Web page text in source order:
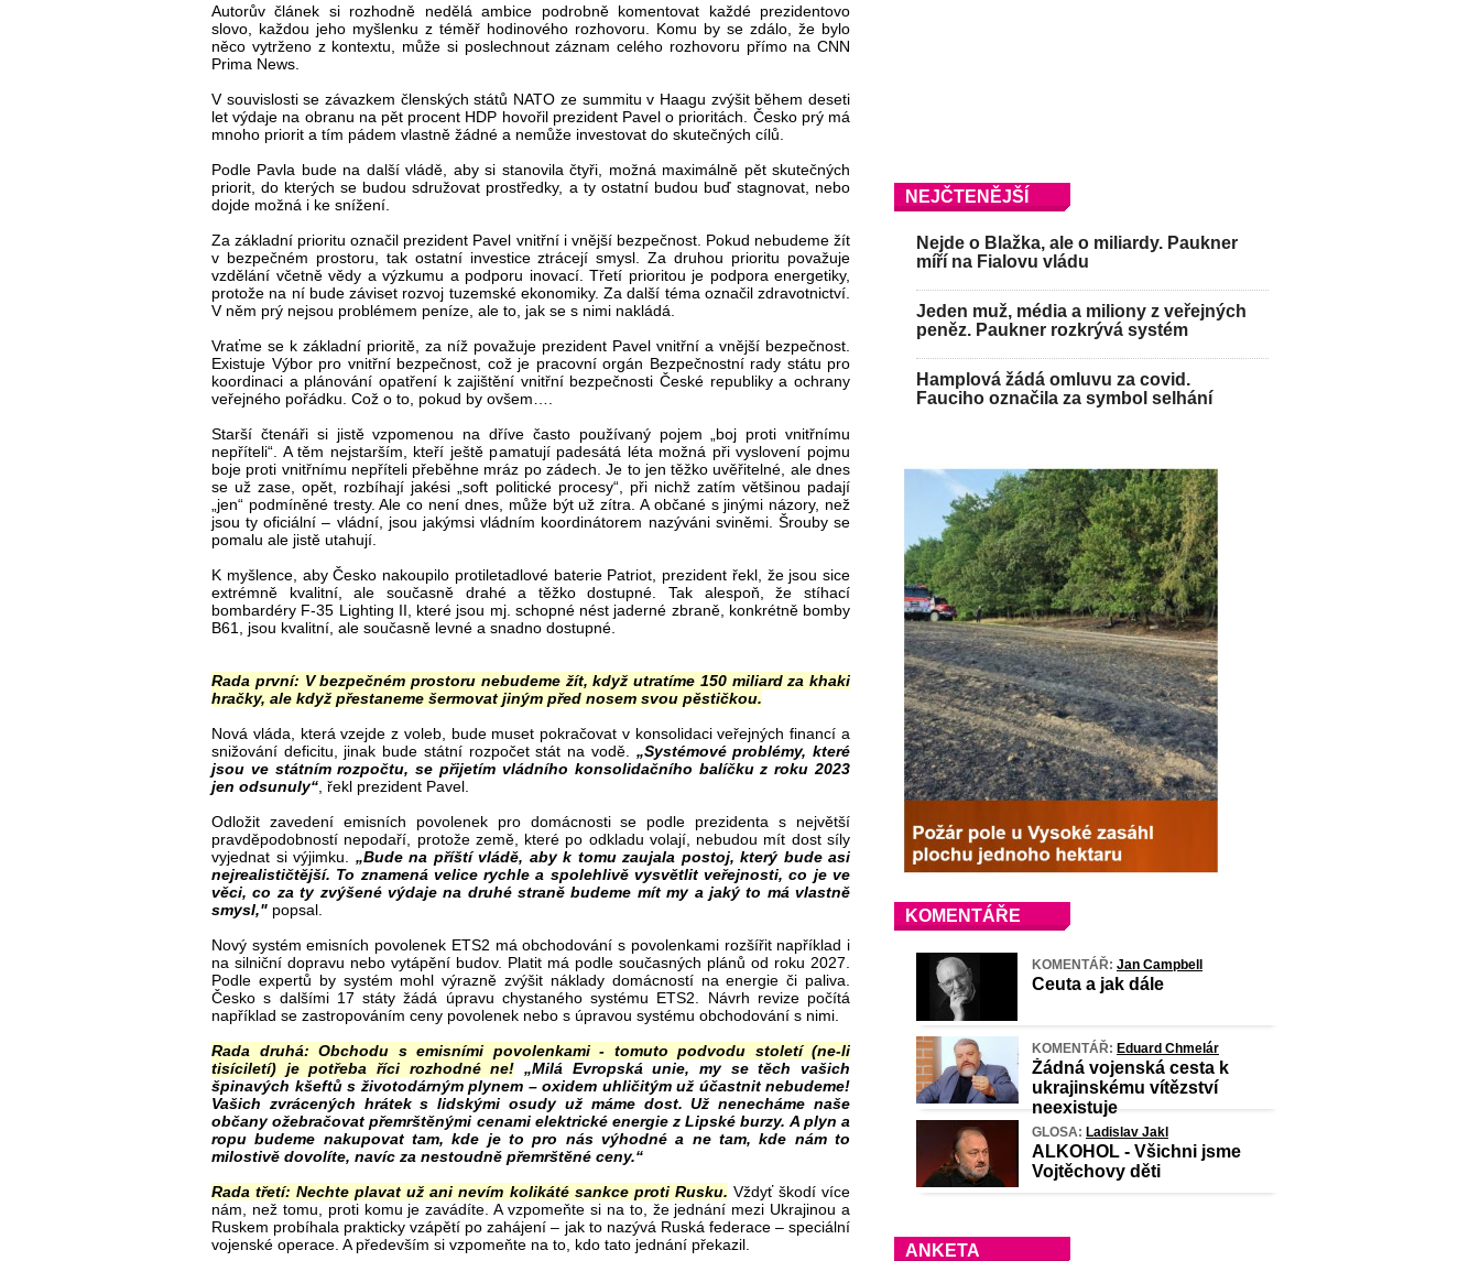
Autorův článek si rozhodně nedělá ambice podrobně komentovat každé prezidentovo
slovo, každou jeho myšlenku z téměř hodinového rozhovoru. Komu by se zdálo, že bylo
něco vytrženo z kontextu, může si poslechnout záznam celého rozhovoru přímo na CNN
Prima News.
V souvislosti se závazkem členských států NATO ze summitu v Haagu zvýšit během deseti
let výdaje na obranu na pět procent HDP hovořil prezident Pavel o prioritách. Česko prý má
mnoho priorit a tím pádem vlastně žádné a nemůže investovat do skutečných cílů.
Podle Pavla bude na další vládě, aby si stanovila čtyři, možná maximálně pět skutečných
priorit, do kterých se budou sdružovat prostředky, a ty ostatní budou buď stagnovat, nebo
dojde možná i ke snížení.
Za základní prioritu označil prezident Pavel vnitřní i vnější bezpečnost. Pokud nebudeme žít
v bezpečném prostoru, tak ostatní investice ztrácejí smysl. Za druhou prioritu považuje
vzdělání včetně vědy a výzkumu a podporu inovací. Třetí prioritou je podpora energetiky,
protože na ní bude záviset rozvoj tuzemské ekonomiky. Za další téma označil zdravotnictví.
V něm prý nejsou problémem peníze, ale to, jak se s nimi nakládá.
Vraťme se k základní prioritě, za níž považuje prezident Pavel vnitřní a vnější bezpečnost.
Existuje Výbor pro vnitřní bezpečnost, což je pracovní orgán Bezpečnostní rady státu pro
koordinaci a plánování opatření k zajištění vnitřní bezpečnosti České republiky a ochrany
veřejného pořádku. Což o to, pokud by ovšem….
Starší čtenáři si jistě vzpomenou na dříve často používaný pojem „boj proti vnitřnímu
nepříteli“. A těm nejstarším, kteří ještě pamatují padesátá léta možná při vyslovení pojmu
boje proti vnitřnímu nepříteli přeběhne mráz po zádech. Je to jen těžko uvěřitelné, ale dnes
se už zase, opět, rozbíhají jakési „soft politické procesy“, při nichž zatím většinou padají
„jen“ podmíněné tresty. Ale co není dnes, může být už zítra. A občané s jinými názory, než
jsou ty oficiální – vládní, jsou jakýmsi vládním koordinátorem nazýváni sviněmi. Šrouby se
pomalu ale jistě utahují.
K myšlence, aby Česko nakoupilo protiletadlové baterie Patriot, prezident řekl, že jsou sice
extrémně kvalitní, ale současně drahé a těžko dostupné. Tak alespoň, že stíhací
bombardéry F-35 Lighting II, které jsou mj. schopné nést jaderné zbraně, konkrétně bomby
B61, jsou kvalitní, ale současně levné a snadno dostupné.
Rada první: V bezpečném prostoru nebudeme žít, když utratíme 150 miliard za khaki
hračky, ale když přestaneme šermovat jiným před nosem svou pěstičkou.
Nová vláda, která vzejde z voleb, bude muset pokračovat v konsolidaci veřejných financí a
snižování deficitu, jinak bude státní rozpočet stát na vodě. „Systémové problémy, které
jsou ve státním rozpočtu, se přijetím vládního konsolidačního balíčku z roku 2023
jen odsunuly“ , řekl prezident Pavel.
Odložit zavedení emisních povolenek pro domácnosti se podle prezidenta s největší
pravděpodobností nepodaří, protože země, které po odkladu volají, nebudou mít dost síly
vyjednat si výjimku. „Bude na příští vládě, aby k tomu zaujala postoj, který bude asi
nejrealističtější. To znamená velice rychle a spolehlivě vysvětlit veřejnosti, co je ve
věci, co za ty zvýšené výdaje na druhé straně budeme mít my a jaký to má vlastně
smysl," popsal.
Nový systém emisních povolenek ETS2 má obchodování s povolenkami rozšířit například i
na silniční dopravu nebo vytápění budov. Platit má podle současných plánů od roku 2027.
Podle expertů by systém mohl výrazně zvýšit náklady domácností na energie či paliva.
Česko s dalšími 17 státy žádá úpravu chystaného systému ETS2. Návrh revize počítá
například se zastropováním ceny povolenek nebo s úpravou systému obchodování s nimi.
Rada druhá: Obchodu s emisními povolenkami - tomuto podvodu století (ne-li
tisíciletí) je potřeba říci rozhodné ne! „Milá Evropská unie, my se těch vašich
špinavých kšeftů s životodárným plynem – oxidem uhličitým už účastnit nebudeme!
Vašich zvrácených hrátek s lidskými osudy už máme dost. Už nenecháme naše
občany ožebračovat přemrštěnými cenami elektrické energie z Lipské burzy. A plyn a
ropu budeme nakupovat tam, kde je to pro nás výhodné a ne tam, kde nám to
milostivě dovolíte, navíc za nestoudně přemrštěné ceny.“
Rada třetí: Nechte plavat už ani nevím kolikáté sankce proti Rusku. Vždyť škodí více
nám, než tomu, proti komu je zavádíte. A vzpomeňte si na to, že jednání mezi Ukrajinou a
Ruskem probíhala prakticky vzápětí po zahájení – jak to nazývá Ruská federace – speciální
vojenské operace. A především si vzpomeňte na to, kdo tato jednání překazil.
NEJČTENĚJŠÍ
Nejde o Blažka, ale o miliardy. Paukner
míří na Fialovu vládu
Jeden muž, média a miliony z veřejných
peněz. Paukner rozkrývá systém
Hamplová žádá omluvu za covid.
Fauciho označila za symbol selhání
KOMENTÁŘE
KOMENTÁŘ: Jan Campbell
Ceuta a jak dále
KOMENTÁŘ: Eduard Chmelár
Žádná vojenská cesta k
ukrajinskému vítězství
neexistuje
GLOSA: Ladislav Jakl
ALKOHOL - Všichni jsme
Vojtěchovy děti
ANKETA